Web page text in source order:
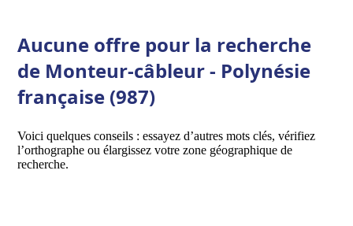
Aucune offre pour la recherche
de Monteur-câbleur - Polynésie
française (987)
Voici quelques conseils : essayez d’autres mots clés, vérifiez
l’orthographe ou élargissez votre zone géographique de
recherche.